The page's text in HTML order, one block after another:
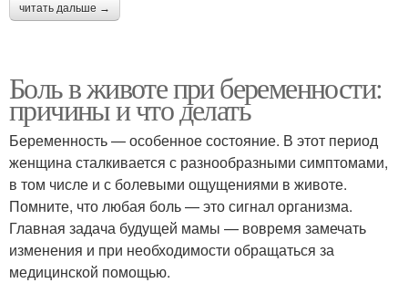
читать дальше →
Боль в животе при беременности:
причины и что делать
Беременность — особенное состояние. В этот период
женщина сталкивается с разнообразными симптомами,
в том числе и с болевыми ощущениями в животе.
Помните, что любая боль — это сигнал организма.
Главная задача будущей мамы — вовремя замечать
изменения и при необходимости обращаться за
медицинской помощью.